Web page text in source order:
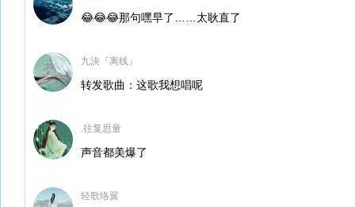
😂😂😂那句嘿早了……太耿直了
九決『离线』
转发歌曲：这歌我想唱呢
.往复思量
声音都美爆了
轻歌络翼